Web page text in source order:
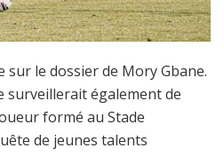
sur le dossier de Mory Gbane.
surveillerait également de
formé au Stade
de jeunes talents